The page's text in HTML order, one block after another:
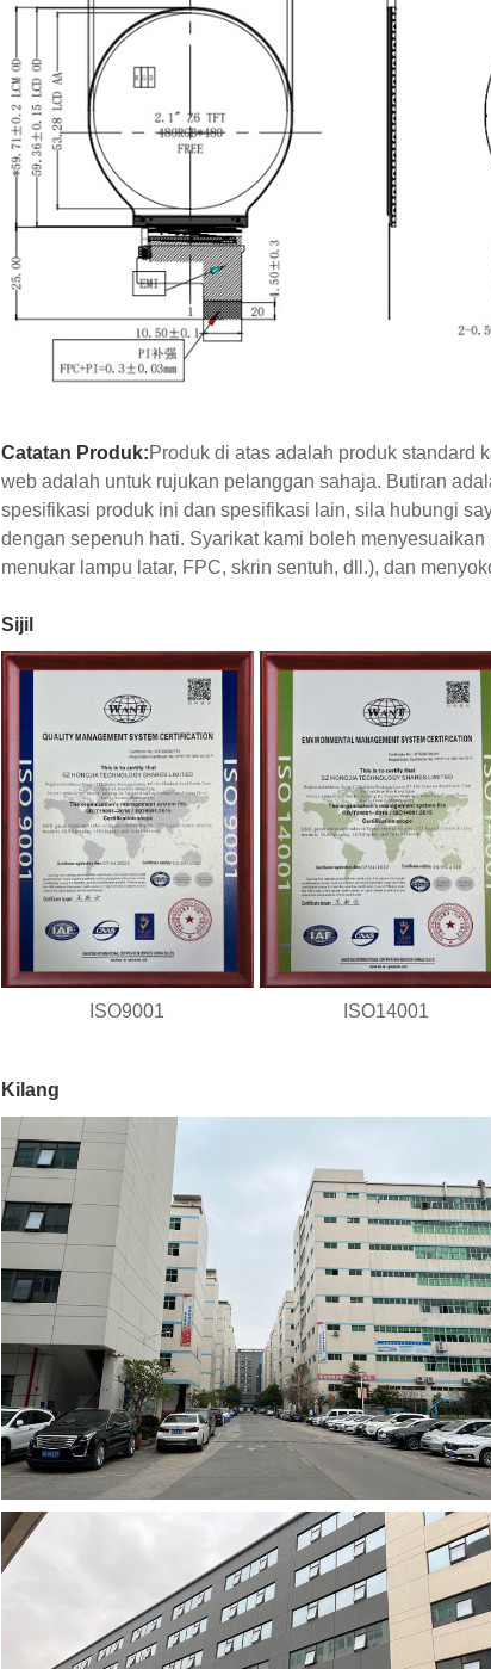
Catatan Produk:Produk di atas adalah produk standard
web adalah untuk rujukan pelanggan sahaja. Butiran
spesifikasi produk ini dan spesifikasi lain, sila hubungi
dengan sepenuh hati. Syarikat kami boleh
menukar lampu latar, FPC, skrin sentuh, dll.), dan
Sijil
ISO9001 ISO14001
Kilang